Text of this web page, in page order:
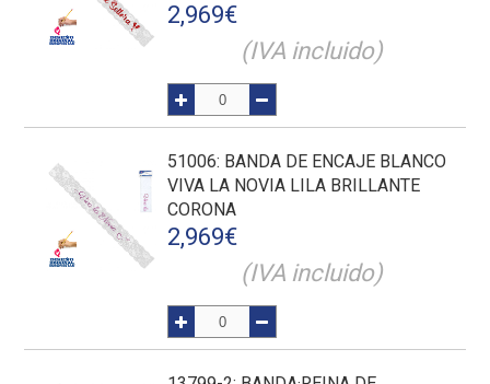
2,969€
(IVA incluido)
51006: BANDA DE ENCAJE BLANCO
VIVA LA NOVIA LILA BRILLANTE
CORONA
2,969€
(IVA incluido)